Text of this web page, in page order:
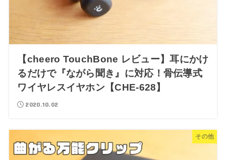
【cheero TouchBone レビュー】耳にかけ
るだけで『ながら聞き』に対応！骨伝導式
ワイヤレスイヤホン【CHE-628】
2020.10.02
その他